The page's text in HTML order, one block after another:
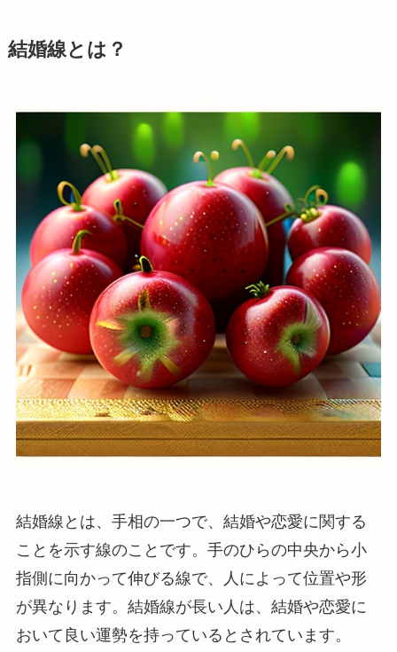
結婚線とは？
結婚線とは、手相の一つで、結婚や恋愛に関する
ことを示す線のことです。手のひらの中央から小
指側に向かって伸びる線で、人によって位置や形
が異なります。結婚線が長い人は、結婚や恋愛に
おいて良い運勢を持っているとされています。